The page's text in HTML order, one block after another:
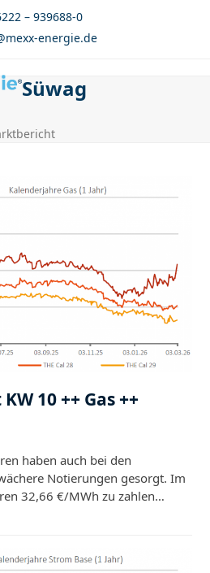
– 939688-0
energie.de
Süwag
10 ++ Gas ++
haben auch bei den
Notierungen gesorgt. Im
32,66 €/MWh zu zahlen…